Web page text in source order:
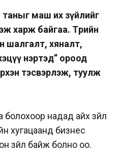
маш их зүйлийг
харж байгаа. Төрийн
шалгалт, хяналт,
нэртэд” ороод
тэсвэрлэж, туулж
надад айх зүйл
хугацаанд бизнес
зүйл байж болно оо.